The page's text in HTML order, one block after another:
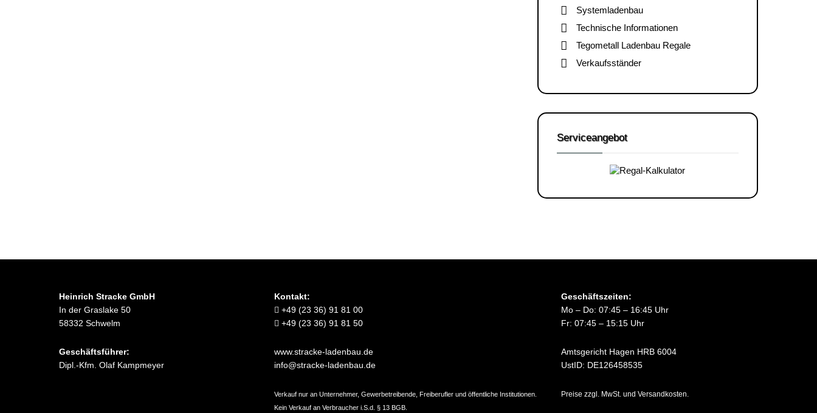
Systemladenbau
Technische Informationen
Tegometall Ladenbau Regale
Verkaufsständer
Serviceangebot
Heinrich Stracke GmbH
In der Graslake 50
58332 Schwelm
Geschäftsführer:
Dipl.-Kfm. Olaf Kampmeyer
Kontakt:
+49 (23 36) 91 81 00
+49 (23 36) 91 81 50
www.stracke-ladenbau.de
info@stracke-ladenbau.de
Verkauf nur an Unternehmer, Gewerbetreibende, Freiberufler und öffentliche Institutionen.
Kein Verkauf an Verbraucher i.S.d. § 13 BGB.
Geschäftszeiten:
Mo – Do: 07:45 – 16:45 Uhr
Fr: 07:45 – 15:15 Uhr
Amtsgericht Hagen HRB 6004
UstID: DE126458535
Preise zzgl. MwSt. und Versandkosten.